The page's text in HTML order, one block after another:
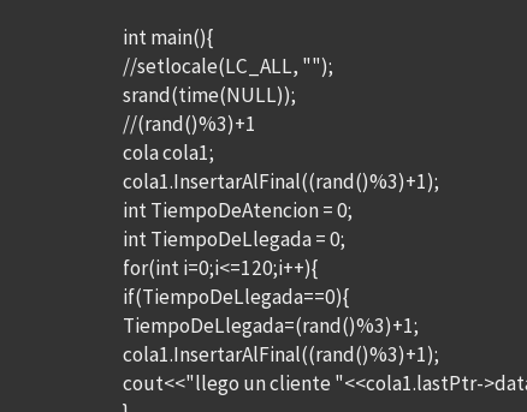
int main(){
//setlocale(LC_ALL, "");
srand(time(NULL));
//(rand()%3)+1
cola cola1;
cola1.InsertarAlFinal((rand()%3)+1);
int TiempoDeAtencion = 0;
int TiempoDeLlegada = 0;
for(int i=0;i<=120;i++){
if(TiempoDeLlegada==0){
TiempoDeLlegada=(rand()%3)+1;
cola1.InsertarAlFinal((rand()%3)+1);
cout<<"llego un cliente "<<cola1.lastPtr-